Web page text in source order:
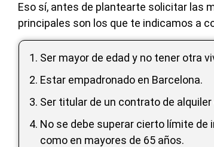
Eso sí, antes de plantearte solicitar las
principales son los que te indicamos a
Ser mayor de edad y no tener otra
Estar empadronado en Barcelona.
Ser titular de un contrato de
No se debe superar cierto límite de
como en mayores de 65 años.